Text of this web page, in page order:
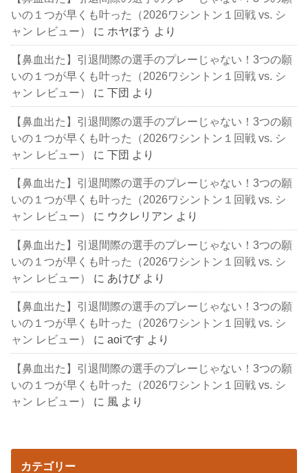
いの１つが早くも叶った（2026ワシントン１回戦 vs. シ
ャン レビュー）
に ホヤぼう より
【鼻血出た】引退間際の選手のプレーじゃない！3つの願
いの１つが早くも叶った（2026ワシントン１回戦 vs. シ
ャン レビュー）
に下団 より
【鼻血出た】引退間際の選手のプレーじゃない！3つの願
いの１つが早くも叶った（2026ワシントン１回戦 vs. シ
ャン レビュー）
に下団 より
【鼻血出た】引退間際の選手のプレーじゃない！3つの願
いの１つが早くも叶った（2026ワシントン１回戦 vs. シ
ャン レビュー）
に ウクレリアン より
【鼻血出た】引退間際の選手のプレーじゃない！3つの願
いの１つが早くも叶った（2026ワシントン１回戦 vs. シ
ャン レビュー）
に あけび より
【鼻血出た】引退間際の選手のプレーじゃない！3つの願
いの１つが早くも叶った（2026ワシントン１回戦 vs. シ
ャン レビュー）
にaoiです より
【鼻血出た】引退間際の選手のプレーじゃない！3つの願
いの１つが早くも叶った（2026ワシントン１回戦 vs. シ
ャン レビュー）
に 風 より
カテゴリー